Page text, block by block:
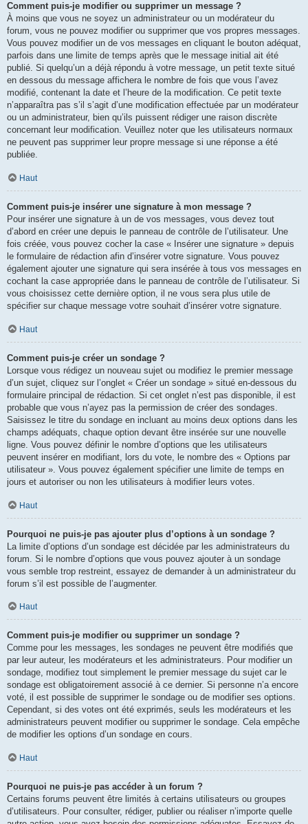
Comment puis-je modifier ou supprimer un message ?
À moins que vous ne soyez un administrateur ou un modérateur du
forum, vous ne pouvez modifier ou supprimer que vos propres messages.
Vous pouvez modifier un de vos messages en cliquant le bouton adéquat,
parfois dans une limite de temps après que le message initial ait été
publié. Si quelqu’un a déjà répondu à votre message, un petit texte situé
en dessous du message affichera le nombre de fois que vous l’avez
modifié, contenant la date et l’heure de la modification. Ce petit texte
n’apparaîtra pas s’il s’agit d’une modification effectuée par un modérateur
ou un administrateur, bien qu’ils puissent rédiger une raison discrète
concernant leur modification. Veuillez noter que les utilisateurs normaux
ne peuvent pas supprimer leur propre message si une réponse a été
publiée.
Haut
Comment puis-je insérer une signature à mon message ?
Pour insérer une signature à un de vos messages, vous devez tout
d’abord en créer une depuis le panneau de contrôle de l’utilisateur. Une
fois créée, vous pouvez cocher la case « Insérer une signature » depuis
le formulaire de rédaction afin d’insérer votre signature. Vous pouvez
également ajouter une signature qui sera insérée à tous vos messages en
cochant la case appropriée dans le panneau de contrôle de l’utilisateur. Si
vous choisissez cette dernière option, il ne vous sera plus utile de
spécifier sur chaque message votre souhait d’insérer votre signature.
Haut
Comment puis-je créer un sondage ?
Lorsque vous rédigez un nouveau sujet ou modifiez le premier message
d’un sujet, cliquez sur l’onglet « Créer un sondage » situé en-dessous du
formulaire principal de rédaction. Si cet onglet n’est pas disponible, il est
probable que vous n’ayez pas la permission de créer des sondages.
Saisissez le titre du sondage en incluant au moins deux options dans les
champs adéquats, chaque option devant être insérée sur une nouvelle
ligne. Vous pouvez définir le nombre d’options que les utilisateurs
peuvent insérer en modifiant, lors du vote, le nombre des « Options par
utilisateur ». Vous pouvez également spécifier une limite de temps en
jours et autoriser ou non les utilisateurs à modifier leurs votes.
Haut
Pourquoi ne puis-je pas ajouter plus d’options à un sondage ?
La limite d’options d’un sondage est décidée par les administrateurs du
forum. Si le nombre d’options que vous pouvez ajouter à un sondage
vous semble trop restreint, essayez de demander à un administrateur du
forum s’il est possible de l’augmenter.
Haut
Comment puis-je modifier ou supprimer un sondage ?
Comme pour les messages, les sondages ne peuvent être modifiés que
par leur auteur, les modérateurs et les administrateurs. Pour modifier un
sondage, modifiez tout simplement le premier message du sujet car le
sondage est obligatoirement associé à ce dernier. Si personne n’a encore
voté, il est possible de supprimer le sondage ou de modifier ses options.
Cependant, si des votes ont été exprimés, seuls les modérateurs et les
administrateurs peuvent modifier ou supprimer le sondage. Cela empêche
de modifier les options d’un sondage en cours.
Haut
Pourquoi ne puis-je pas accéder à un forum ?
Certains forums peuvent être limités à certains utilisateurs ou groupes
d’utilisateurs. Pour consulter, rédiger, publier ou réaliser n’importe quelle